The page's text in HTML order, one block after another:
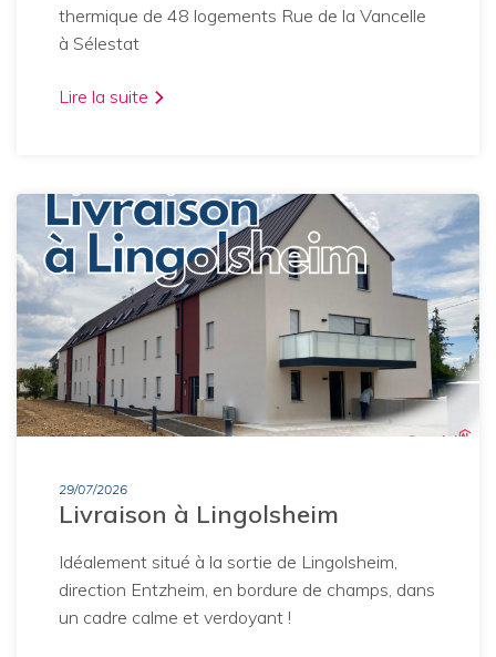
thermique de 48 logements Rue de la Vancelle
à Sélestat
Lire la suite
29/07/2026
Livraison à Lingolsheim
Idéalement situé à la sortie de Lingolsheim,
direction Entzheim, en bordure de champs, dans
un cadre calme et verdoyant !